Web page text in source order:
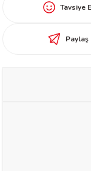
Tavsiye
Paylaş